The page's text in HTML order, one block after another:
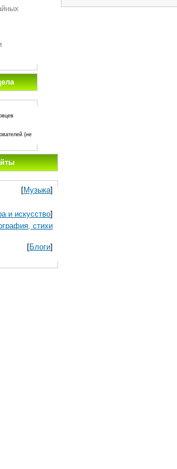
(не
[Музыка]
и искусство]
стихи
[Блоги]